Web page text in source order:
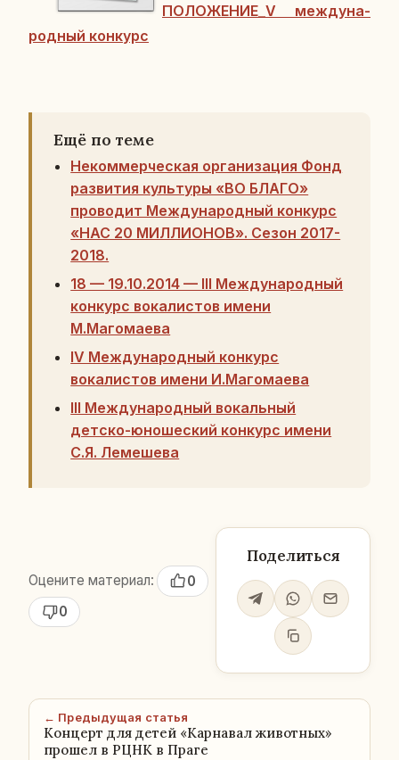
ПО­ЛО­ЖЕ­НИЕ_V меж­ду­на­
род­ный кон­курс
Ещё по теме
Некоммерческая организация Фонд
развития культуры «ВО БЛАГО»
проводит Международный конкурс
«НАС 20 МИЛЛИОНОВ». Сезон 2017-
2018.
18 — 19.10.2014 — III Международный
конкурс вокалистов имени
М.Магомаева
IV Международный конкурс
вокалистов имени И.Магомаева
III Международный вокальный
детско-юношеский конкурс имени
С.Я. Лемешева
Оцените материал:
0
0
Поделиться
← Предыдущая статья
Концерт для детей «Карнавал животных»
прошел в РЦНК в Праге